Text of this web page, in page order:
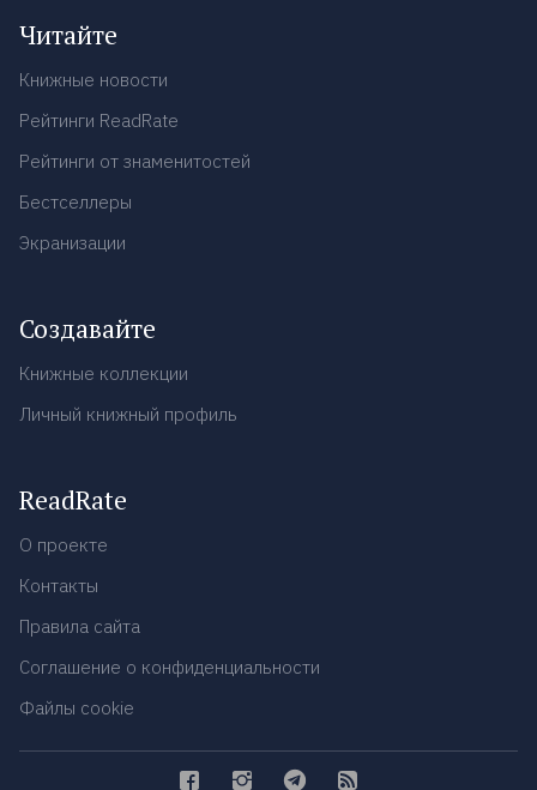
Читайте
Книжные новости
Рейтинги ReadRate
Рейтинги от знаменитостей
Бестселлеры
Экранизации
Создавайте
Книжные коллекции
Личный книжный профиль
ReadRate
О проекте
Контакты
Правила сайта
Соглашение о конфиденциальности
Файлы cookie